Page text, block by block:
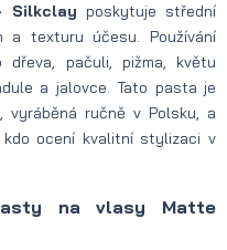
Silkclay poskytuje střední
a texturu účesu. Používání
pačuli, pižma, květu
a jalovce. Tato pasta je
vyráběná ručně v Polsku, a
kdo ocení kvalitní stylizaci v
na vlasy Matte